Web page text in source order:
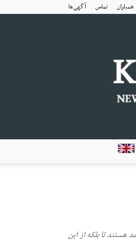
تماس آگهی‌ها
هستند تا بلکه از این